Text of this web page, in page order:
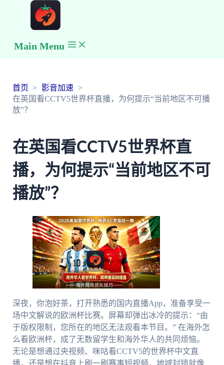
Main Menu
首页
影音加速
在英国看CCTV5世界杯直播，为何提示“当前地区不可播
放”？
在英国看CCTV5世界杯直
播，为何提示“当前地区不可
播放”？
深夜，你泡好茶，打开熟悉的国内直播App，准备享受一
场中文解说的欧洲杯比赛。屏幕却弹出冰冷的提示：“由
于版权限制，您所在的地区无法观看本节目。” 在海外怎
么看欧洲杯，成了无数留学生和海外华人的共同烦恼。
无论是想通过央视频、咪咕看CCTV5的世界杯中文直
播，还是想在抖音上刷一刷赛事短视频，地域封锁就像